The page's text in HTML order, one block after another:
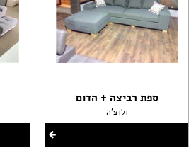
ספת רביצה + הדום
ולוצ'ה